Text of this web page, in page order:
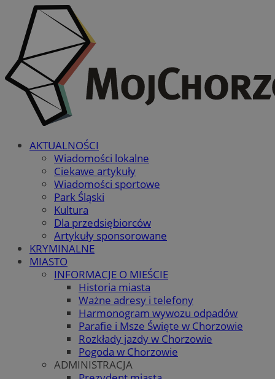
AKTUALNOŚCI
Wiadomości lokalne
Ciekawe artykuły
Wiadomości sportowe
Park Śląski
Kultura
Dla przedsiębiorców
Artykuły sponsorowane
KRYMINALNE
MIASTO
INFORMACJE O MIEŚCIE
Historia miasta
Ważne adresy i telefony
Harmonogram wywozu odpadów
Parafie i Msze Święte w Chorzowie
Rozkłady jazdy w Chorzowie
Pogoda w Chorzowie
ADMINISTRACJA